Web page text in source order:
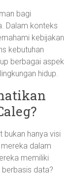
bagi
Dalam konteks
kebijakan
kebutuhan
berbagai aspek
hidup.
bukan hanya visi
dalam
memiliki
data?